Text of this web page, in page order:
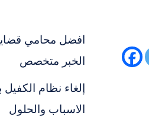
افضل محامي
الخبر متخصص
إلغاء نظام
الاسباب والحلول